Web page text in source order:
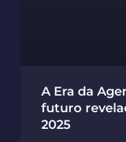
A Era da
futuro
2025